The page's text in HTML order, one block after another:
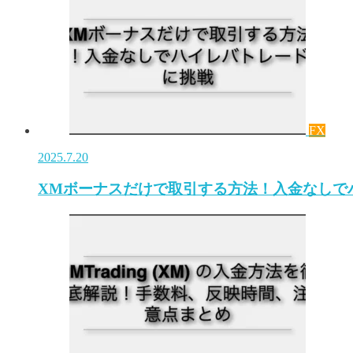
FX
2025.7.20
XMボーナスだけで取引する方法！入金なし